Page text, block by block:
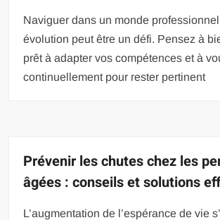
Naviguer dans un monde
évolution peut être un défi. Pensez à
prêt à adapter vos compétences et à
continuellement pour rester pertinent
Prévenir les chutes chez les
âgées : conseils et solutions
L’augmentation de l’espérance de vie